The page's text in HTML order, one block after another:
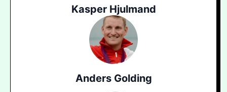
Kasper Hjulmand
Anders Golding